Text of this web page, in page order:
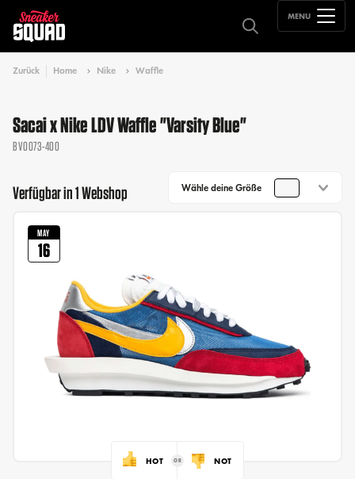
MENU
Zurück Home Nike Waffle
Sacai x Nike LDV Waffle "Varsity Blue"
BV0073-400
Verfügbar in 1 Webshop Wähle deine Größe
MAY
16
HOT NOT